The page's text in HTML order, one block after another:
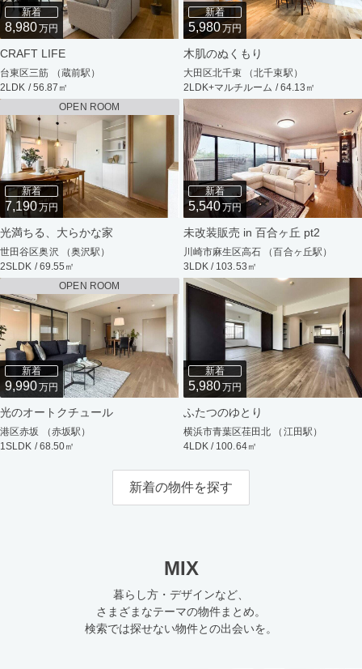
新着
8,980万円
CRAFT LIFE
台東区三筋 （蔵前駅）
2LDK / 56.87㎡
新着
5,980万円
木肌のぬくもり
大田区北千束 （北千束駅）
2LDK+マルチルーム / 64.13㎡
OPEN ROOM
新着
7,190万円
光満ちる、大らかな家
世田谷区奥沢 （奥沢駅）
2SLDK / 69.55㎡
新着
5,540万円
未改装販売 in 百合ヶ丘 pt2
川崎市麻生区高石 （百合ヶ丘駅）
3LDK / 103.53㎡
OPEN ROOM
新着
9,990万円
光のオートクチュール
港区赤坂 （赤坂駅）
1SLDK / 68.50㎡
新着
5,980万円
ふたつのゆとり
横浜市青葉区荏田北 （江田駅）
4LDK / 100.64㎡
新着の物件を探す
MIX
暮らし方・デザインなど、
さまざまなテーマの物件まとめ。
検索では探せない物件との出会いを。